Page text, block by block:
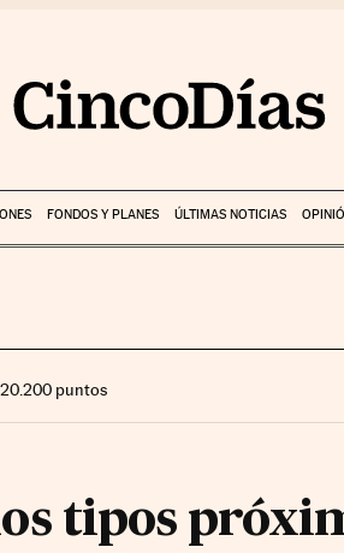
FONDOS Y PLANES ÚLTIMAS NOTICIAS
20.200 puntos
tipos